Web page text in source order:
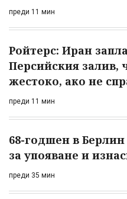
преди 11 мин
Ройтерс: Иран
Персийския залив,
жестоко, ако не
преди 11 мин
68-годшен в
за упояване и
преди 35 мин